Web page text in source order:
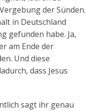
der Sünden.
in Deutschland
gefunden habe. Ja,
am Ende der
Und diese
dass Jesus
sagt ihr genau